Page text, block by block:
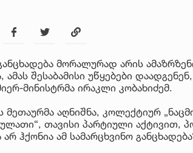
მორალურად არის
ამას შესაბამისი უწყებები
მინისტრმა ირაკლი კობახიძემ.
აღნიშნა, კოლექტიურ
თავისი პარტიული აქტივით,
ჰქონია ამ სამარცხვინო